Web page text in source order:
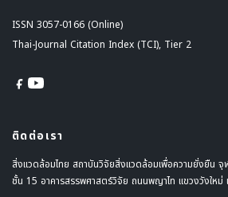
ISSN 3057-0166 (Online)
Thai-Journal Citation Index (TCI), Tier 2
ติดต่อเรา
สิ่งแวดล้อมไทย สถาบันวิจัยสิ่งแวดล้อมเพื่อความยั่งยืน
ชั้น 15 อาคารสรรพศาสตร์วิจัย ถนนพญาไท แขวงวังให